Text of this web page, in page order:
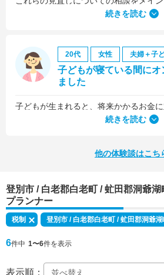
続きを読む
20代 女性 夫婦＋子
子どもが寝ている間にオ
ました
何より、とても親身になって対応してくださって大満足。うちと同じように子どもの将来の
続きを読む
他の体験談はこち
登別市 / 白老郡白老町 / 虻田郡洞爺
プランナー
税制 登別市 / 白老郡白老町 / 虻田郡洞爺
6件中 1〜6件を表示
表示順：